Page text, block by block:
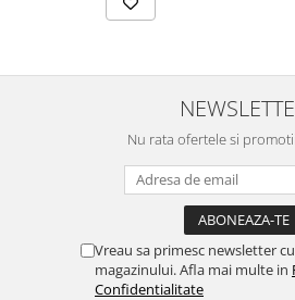
Nu rata ofertele si
Vreau sa primesc newsletter
magazinului. Afla mai multe in
Confidentialitate